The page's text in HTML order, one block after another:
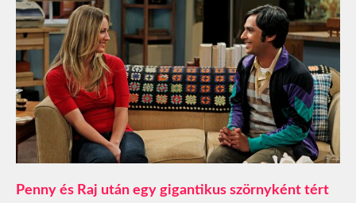
Penny és Raj után egy gigantikus szörnyként tért